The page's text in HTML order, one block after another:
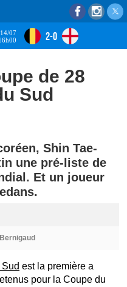
14/07
2-0
de 28
Sud
Shin Tae-
une pré-liste de
Et un joueur
est la première a
pour la Coupe du